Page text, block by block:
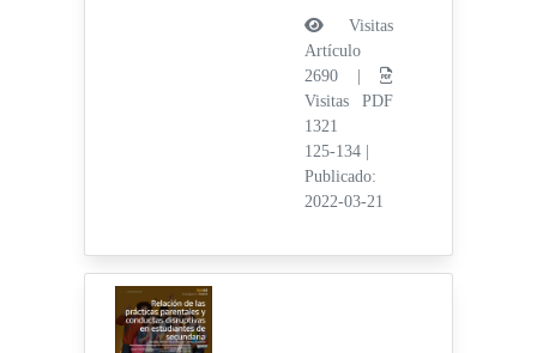
Visitas
Artículo
2690 |
Visitas PDF
1321
125-134
Publicado:
2022-03-21